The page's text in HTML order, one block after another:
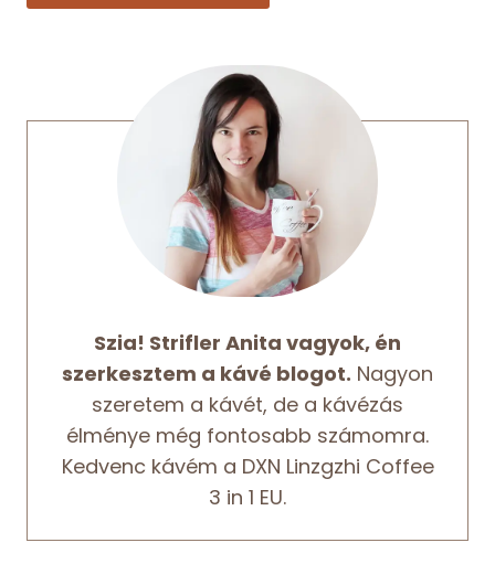
Szia! Strifler Anita vagyok, én
szerkesztem a kávé blogot. Nagyon
szeretem a kávét, de a kávézás
élménye még fontosabb számomra.
Kedvenc kávém a DXN Linzgzhi Coffee
3 in 1 EU.